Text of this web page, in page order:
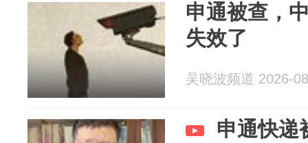
申通被查，
失效了
吴晓波频道 2026-
申通快递